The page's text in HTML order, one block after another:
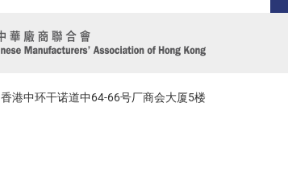
香港中环干诺道中64-66号厂商会大厦5楼